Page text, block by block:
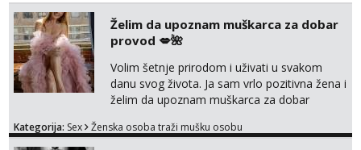
Snježana
Razgovaram :)
tel:0,93€ - mob:1,12€ min
Obavijesti me kada se oslobodi
Čekam tvoj poziv!
Želim da upoznam muškarca za dobar
provod 💋🌺
Volim šetnje prirodom i uživati u svakom
danu svog života. Ja sam vrlo pozitivna žena i
želim da upoznam muškarca za dobar
na link ispod i nadji me tamo, cekam te!
Kategorija: Sex Ženska osoba traži mušku osobu